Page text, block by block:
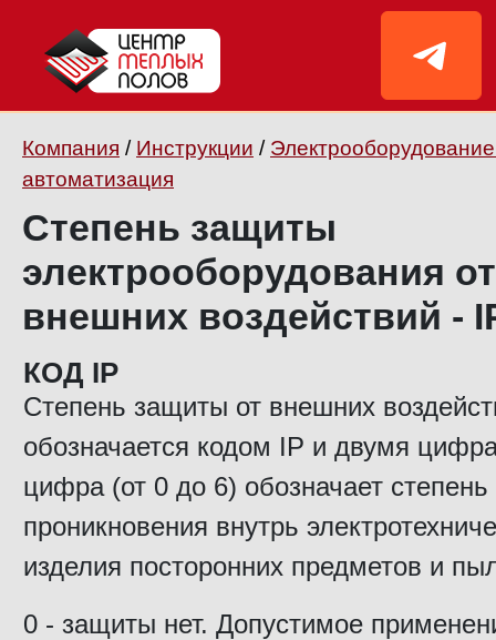
Компания / Инструкции /
автоматизация
Степень защиты
электрооборудования от
внешних воздействий -
КОД IP
Степень защиты от внешних
обозначается кодом IP и двумя
цифра (от 0 до 6) обозначает
проникновения внутрь
изделия посторонних предметов и
0 - защиты нет. Допустимое